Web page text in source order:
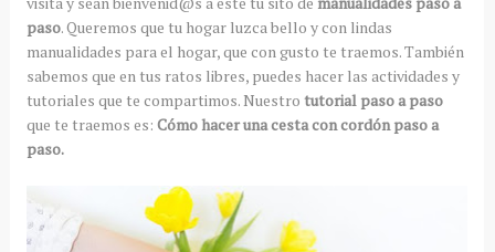
paso. Queremos que tu hogar luzca bello y con lindas
manualidades para el hogar, que con gusto te traemos. También
sabemos que en tus ratos libres, puedes hacer las actividades y
tutoriales que te compartimos. Nuestro tutorial paso a paso
que te traemos es: Cómo hacer una cesta con cordón paso a
paso.